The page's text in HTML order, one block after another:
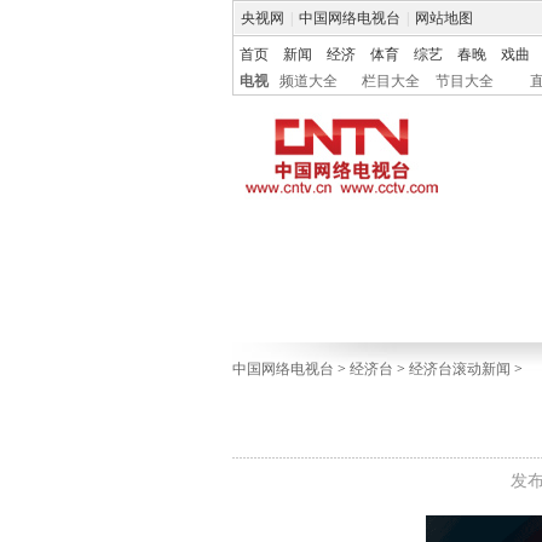
央视网 中国网络电视台 网站地图
首页 新闻 经济 体育 综艺 春晚
戏曲
电视
频道大全 栏目大全 节目大全
中国网络电视台 > 经济台 > 经济台滚动新闻 >
发